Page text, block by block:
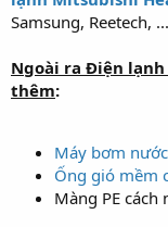
Samsung, Reetech,
Ngoài ra Điện
thêm:
Máy bơm
Ống gió mềm
Màng PE cách